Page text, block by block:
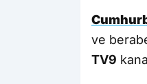
ve
TV9